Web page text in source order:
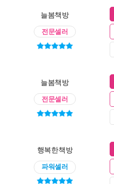
늘봄책방
전문셀러
늘봄책방
전문셀러
행복한책방
파워셀러